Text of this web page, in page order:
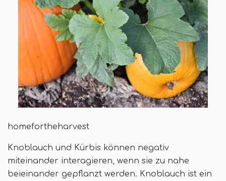
homefortheharvest
Knoblauch und Kürbis können negativ
miteinander interagieren, wenn sie zu nahe
beieinander gepflanzt werden. Knoblauch ist ein